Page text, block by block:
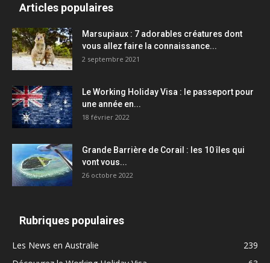
Articles populaires
Marsupiaux : 7 adorables créatures dont
vous allez faire la connaissance...
2 septembre 2021
Le Working Holiday Visa : le passeport pour
une année en...
18 février 2022
Grande Barrière de Corail : les 10 îles qui
vont vous...
26 octobre 2022
Rubriques populaires
Les News en Australie
239